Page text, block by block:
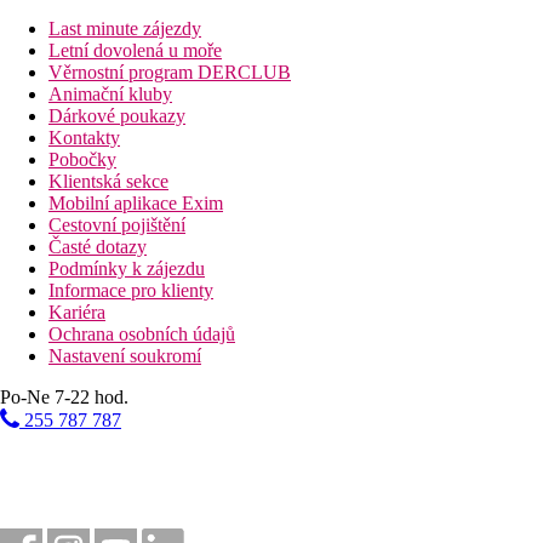
Vzdálenost od nejbližšího letiště
Bazény
Lehátka a slunečníky u bazénu zdarma
Bar u bazénu
Fotogalerie
Last minute zájezdy
Letní dovolená u moře
Věrnostní program DERCLUB
Animační kluby
Dárkové poukazy
Kontakty
Pobočky
Klientská sekce
Mobilní aplikace Exim
Cestovní pojištění
Časté dotazy
Podmínky k zájezdu
Informace pro klienty
Kariéra
Ochrana osobních údajů
Nastavení soukromí
Po-Ne 7-22 hod.
255 787 787